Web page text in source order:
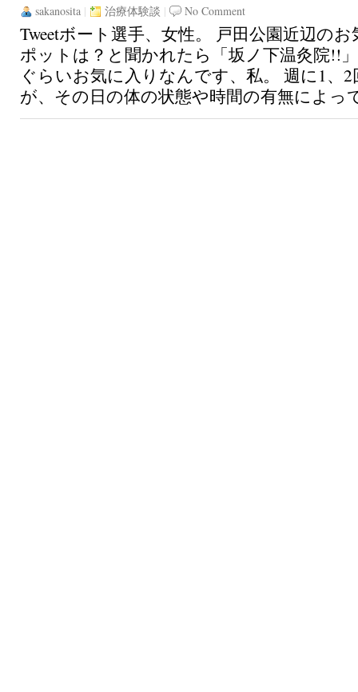
sakanosita | 治療体験談 | No Comment
Tweetボート選手、女性。 戸田公園近辺の
ポットは？と聞かれたら「坂ノ下温灸院!!
ぐらいお気に入りなんです、私。 週に1、
が、その日の体の状態や時間の有無によ